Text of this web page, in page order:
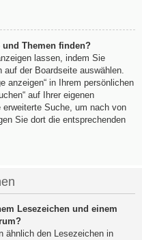
Themen finden?
lassen, indem Sie
auf der Boardseite auswählen.
anzeigen“ in Ihrem persönlichen
auf Ihrer eigenen
Suche, um nach von
Sie dort die entsprechenden
Lesezeichen und einem
ähnlich den Lesezeichen in